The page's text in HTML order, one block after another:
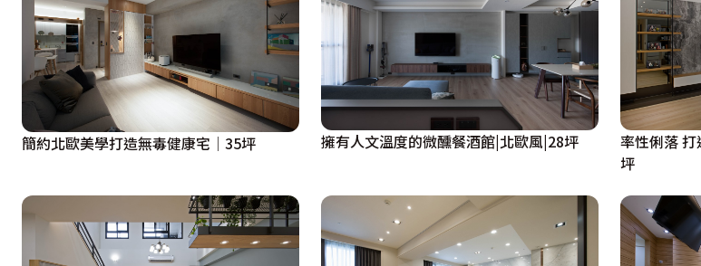
簡約北歐美學打造無毒健康宅│35坪 擁有人文溫度的微醺餐酒館|北歐風|28坪
率性俐落
坪